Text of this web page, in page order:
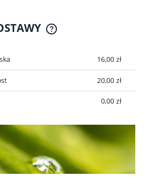
EWENTUALNYCH KOSZTÓW
16,00 zł
20,00 zł
0,00 zł